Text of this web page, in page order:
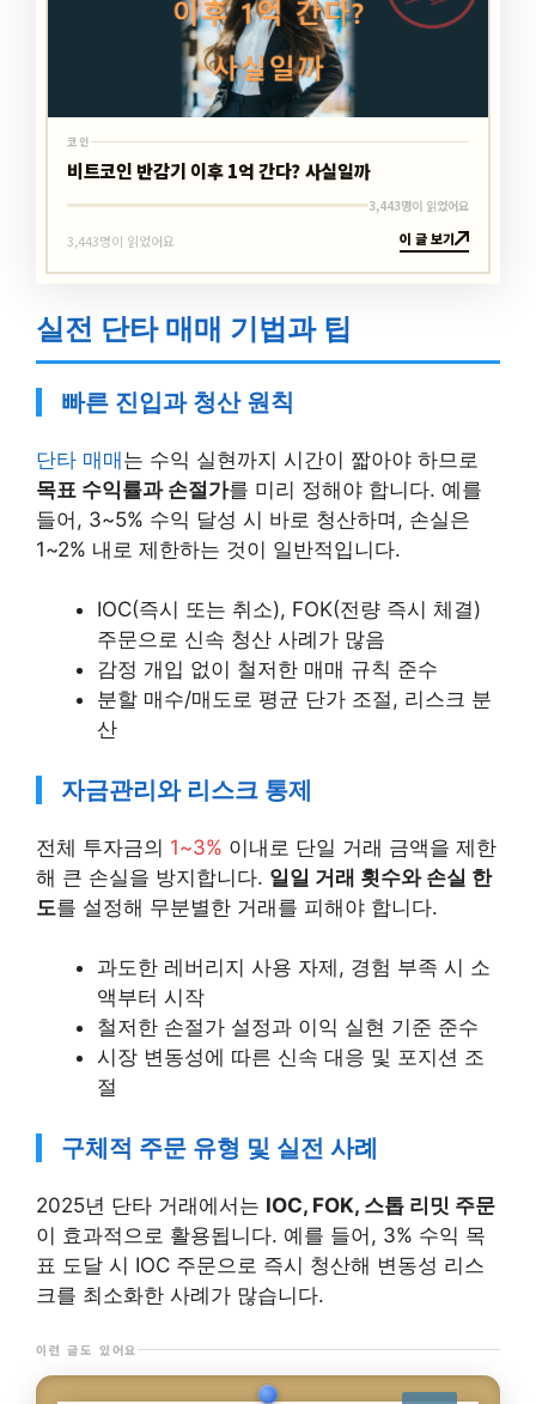
코인
비트코인 반감기 이후 1억 간다? 사실일까
3,443명이 읽었어요
3,443명이 읽었어요 이 글 보기
실전 단타 매매 기법과 팁
빠른 진입과 청산 원칙
단타 매매는 수익 실현까지 시간이 짧아야 하므로
목표 수익률과 손절가를 미리 정해야 합니다. 예를
들어, 3~5% 수익 달성 시 바로 청산하며, 손실은
1~2% 내로 제한하는 것이 일반적입니다.
IOC(즉시 또는 취소), FOK(전량 즉시 체결)
주문으로 신속 청산 사례가 많음
감정 개입 없이 철저한 매매 규칙 준수
분할 매수/매도로 평균 단가 조절, 리스크 분
산
자금관리와 리스크 통제
전체 투자금의 1~3% 이내로 단일 거래 금액을 제한
해 큰 손실을 방지합니다. 일일 거래 횟수와 손실 한
도를 설정해 무분별한 거래를 피해야 합니다.
과도한 레버리지 사용 자제, 경험 부족 시 소
액부터 시작
철저한 손절가 설정과 이익 실현 기준 준수
시장 변동성에 따른 신속 대응 및 포지션 조
절
구체적 주문 유형 및 실전 사례
2025년 단타 거래에서는 IOC, FOK, 스톱 리밋 주문
이 효과적으로 활용됩니다. 예를 들어, 3% 수익 목
표 도달 시 IOC 주문으로 즉시 청산해 변동성 리스
크를 최소화한 사례가 많습니다.
이런 글도 있어요